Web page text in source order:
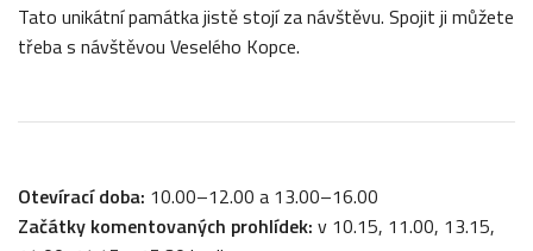
Tato unikátní památka jistě stojí za návštěvu. Spojit ji můžete
třeba s návštěvou Veselého Kopce.
Otevírací doba: 10.00–12.00 a 13.00–16.00
Začátky komentovaných prohlídek: v 10.15, 11.00, 13.15,